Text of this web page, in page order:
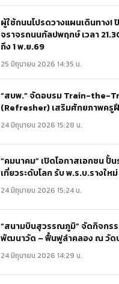
ผู้ใช้ถนนโปรดวางแผนเดินทาง!
จราจรถนนกัลปพฤกษ์ เวลา
ถึง 1 พ.ย.69
25 มิถุนายน 2026 14:35 น.
“สบพ.” จัดอบรม Train-the-
(Refresher) เสริมศักยภาพครู
24 มิถุนายน 2026 15:28 น.
“คมนาคม” เปิดโอกาสเอกชน ปั้
เที่ยวระดับโลก รับ พ.ร.บ.รางใหม่
24 มิถุนายน 2026 15:24 น.
“สนามบินสุวรรณภูมิ” จัดกิจกร
พัฒนาวัด – ฟื้นฟูลำคลอง ณ วัด
24 มิถุนายน 2026 14:29 น.